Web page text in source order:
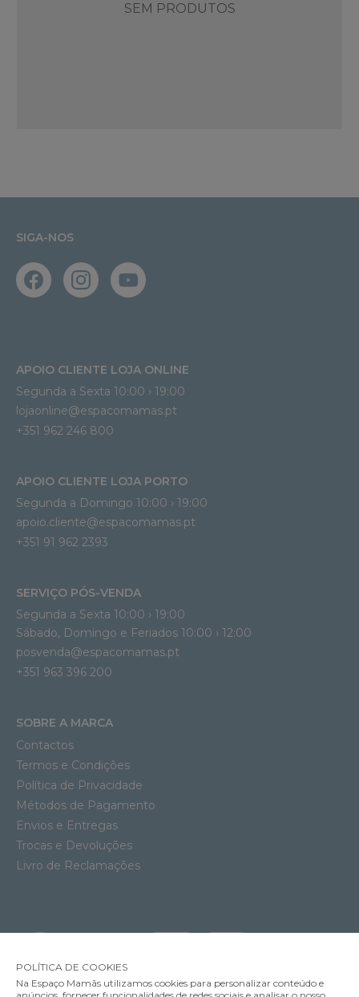
SEM PRODUTOS
SIGA-NOS
APOIO CLIENTE LOJA ONLINE
Segunda a Sexta 10:00 › 19:00
lojaonline@espacomamas.pt
+351 962 246 800
APOIO CLIENTE LOJA PORTO
Segunda a Domingo 10:00 › 19:00
apoio.cliente@espacomamas.pt
+351 91 962 2393
SERVIÇO PÓS-VENDA
Segunda a Sexta 10:00 › 19:00
Sábado, Domingo e Feriados 10:00 › 12:00
posvenda@espacomamas.pt
+351 963 396 200
SOBRE A MARCA
Contactos
Termos e Condições
Política de Privacidade
Métodos de Pagamento
Envios e Entregas
Trocas e Devoluções
Livro de Reclamações
POLÍTICA DE COOKIES
Na Espaço Mamãs utilizamos cookies para personalizar conteúdo e